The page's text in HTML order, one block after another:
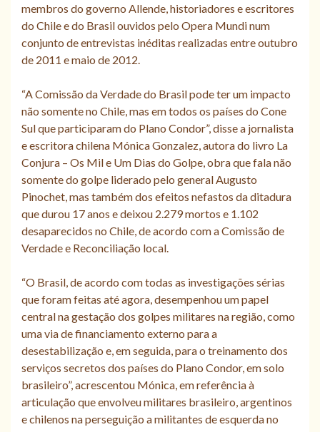
membros do governo Allende, historiadores e escritores
do Chile e do Brasil ouvidos pelo Opera Mundi num
conjunto de entrevistas inéditas realizadas entre outubro
de 2011 e maio de 2012.
“A Comissão da Verdade do Brasil pode ter um impacto
não somente no Chile, mas em todos os países do Cone
Sul que participaram do Plano Condor”, disse a jornalista
e escritora chilena Mónica Gonzalez, autora do livro La
Conjura – Os Mil e Um Dias do Golpe, obra que fala não
somente do golpe liderado pelo general Augusto
Pinochet, mas também dos efeitos nefastos da ditadura
que durou 17 anos e deixou 2.279 mortos e 1.102
desaparecidos no Chile, de acordo com a Comissão de
Verdade e Reconciliação local.
“O Brasil, de acordo com todas as investigações sérias
que foram feitas até agora, desempenhou um papel
central na gestação dos golpes militares na região, como
uma via de financiamento externo para a
desestabilização e, em seguida, para o treinamento dos
serviços secretos dos países do Plano Condor, em solo
brasileiro”, acrescentou Mónica, em referência à
articulação que envolveu militares brasileiro, argentinos
e chilenos na perseguição a militantes de esquerda no